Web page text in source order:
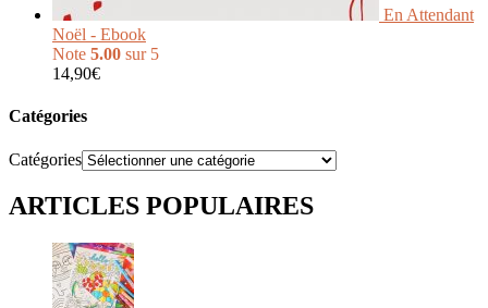
En Attendant
Noël - Ebook
Note 5.00 sur 5
14,90€
Catégories
Catégories
ARTICLES POPULAIRES